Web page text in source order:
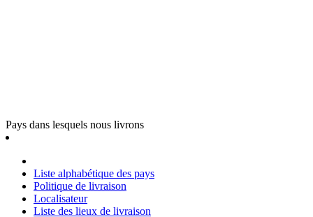
Pays dans lesquels nous livrons
Liste alphabétique des pays
Politique de livraison
Localisateur
Liste des lieux de livraison